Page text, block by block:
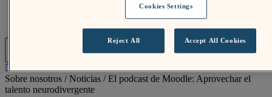
Sobre nosotros /Noticias /El podcast de Moodle: Aprovechar el
talento neurodivergente
Cookies Settings
Reject All Accept All Cookies